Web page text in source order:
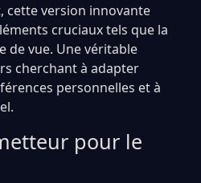
cette version innovante
cruciaux tels que la
de vue. Une véritable
cherchant à adapter
personnelles et à
pour le